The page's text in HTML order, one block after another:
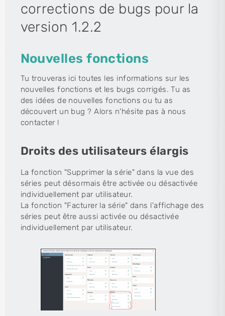
corrections de bugs pour la
version 1.2.2
Nouvelles fonctions
Tu trouveras ici toutes les informations sur les
nouvelles fonctions et les bugs corrigés. Tu as
des idées de nouvelles fonctions ou tu as
découvert un bug ? Alors n'hésite pas à nous
contacter !
Droits des utilisateurs élargis
La fonction "Supprimer la série" dans la vue des
séries peut désormais être activée ou désactivée
individuellement par utilisateur.
La fonction "Facturer la série" dans l'affichage des
séries peut être aussi activée ou désactivée
individuellement par utilisateur.